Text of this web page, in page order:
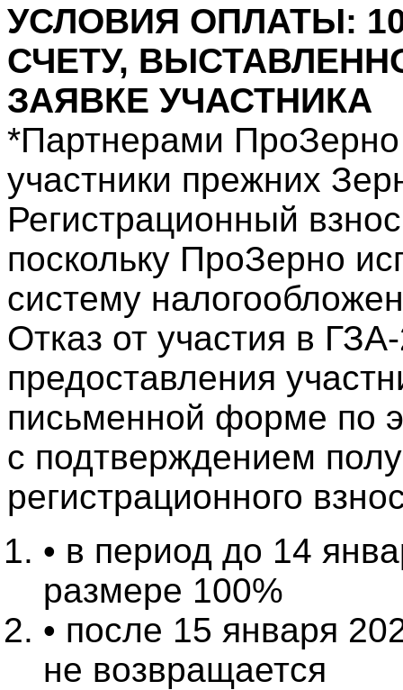
УСЛОВИЯ ОПЛАТЫ:
СЧЕТУ,
ЗАЯВКЕ УЧАСТНИКА
*Партнерами
участники прежних
Регистрационный
поскольку ПроЗерно
систему
Отказ от участия в
предоставления
письменной форме по
с подтверждением
регистрационного
• в период до 14
размере 100%
• после 15 января
не возвращается